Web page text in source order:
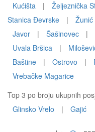
Kućišta
| Željeznička
Stanica Đevrske
| Žunić
Javor
| Šašinovec |
Uvala Bršica
|
Baštine
| Ostrovo |
Vrebačke Magarice
Top 3 po broju ukupnih
Glinsko Vrelo
| Gajić